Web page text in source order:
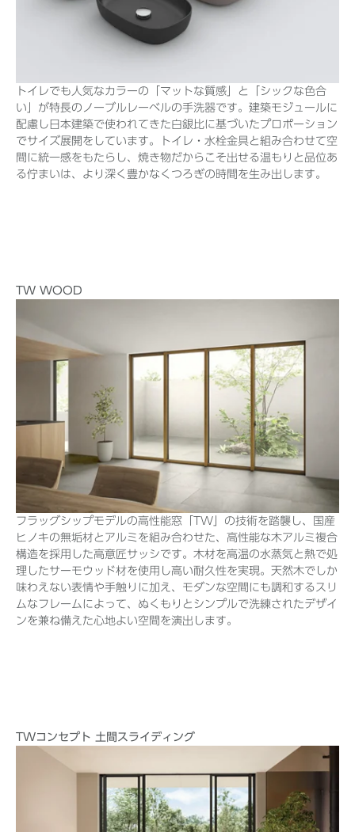
トイレでも人気なカラーの「マットな質感」と「シックな色合
い」が特長のノーブルレーベルの手洗器です。建築モジュールに
配慮し日本建築で使われてきた白銀比に基づいたプロポーション
でサイズ展開をしています。トイレ・水栓金具と組み合わせて空
間に統一感をもたらし、焼き物だからこそ出せる温もりと品位あ
る佇まいは、より深く豊かなくつろぎの時間を生み出します。
TW WOOD
フラッグシップモデルの高性能窓「TW」の技術を踏襲し、国産
ヒノキの無垢材とアルミを組み合わせた、高性能な木アルミ複合
構造を採用した高意匠サッシです。木材を高温の水蒸気と熱で処
理したサーモウッド材を使用し高い耐久性を実現。天然木でしか
味わえない表情や手触りに加え、モダンな空間にも調和するスリ
ムなフレームによって、ぬくもりとシンプルで洗練されたデザイ
ンを兼ね備えた心地よい空間を演出します。
TWコンセプト 土間スライディング